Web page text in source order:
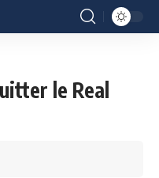
le Real